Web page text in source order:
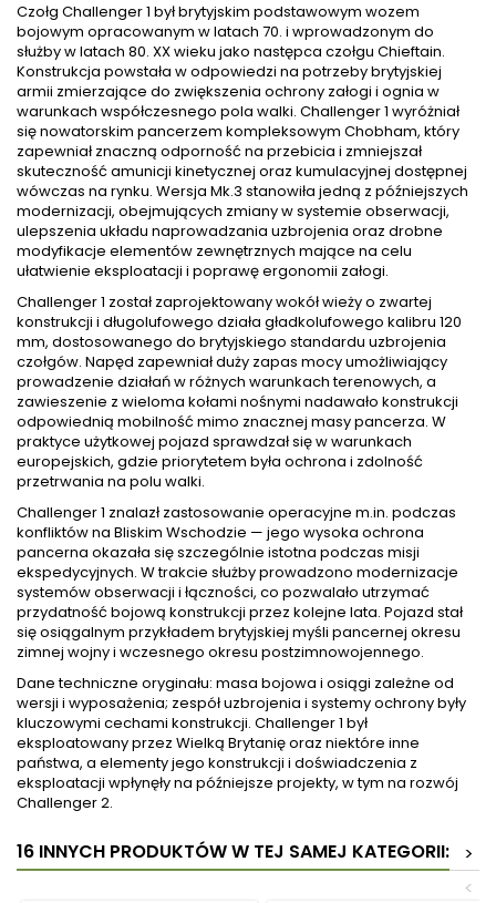
Czołg Challenger 1 był brytyjskim podstawowym wozem
bojowym opracowanym w latach 70. i wprowadzonym do
służby w latach 80. XX wieku jako następca czołgu Chieftain.
Konstrukcja powstała w odpowiedzi na potrzeby brytyjskiej
armii zmierzające do zwiększenia ochrony załogi i ognia w
warunkach współczesnego pola walki. Challenger 1 wyróżniał
się nowatorskim pancerzem kompleksowym Chobham, który
zapewniał znaczną odporność na przebicia i zmniejszał
skuteczność amunicji kinetycznej oraz kumulacyjnej dostępnej
wówczas na rynku. Wersja Mk.3 stanowiła jedną z późniejszych
modernizacji, obejmujących zmiany w systemie obserwacji,
ulepszenia układu naprowadzania uzbrojenia oraz drobne
modyfikacje elementów zewnętrznych mające na celu
ułatwienie eksploatacji i poprawę ergonomii załogi.
Challenger 1 został zaprojektowany wokół wieży o zwartej
konstrukcji i długolufowego działa gładkolufowego kalibru 120
mm, dostosowanego do brytyjskiego standardu uzbrojenia
czołgów. Napęd zapewniał duży zapas mocy umożliwiający
prowadzenie działań w różnych warunkach terenowych, a
zawieszenie z wieloma kołami nośnymi nadawało konstrukcji
odpowiednią mobilność mimo znacznej masy pancerza. W
praktyce użytkowej pojazd sprawdzał się w warunkach
europejskich, gdzie priorytetem była ochrona i zdolność
przetrwania na polu walki.
Challenger 1 znalazł zastosowanie operacyjne m.in. podczas
konfliktów na Bliskim Wschodzie — jego wysoka ochrona
pancerna okazała się szczególnie istotna podczas misji
ekspedycyjnych. W trakcie służby prowadzono modernizacje
systemów obserwacji i łączności, co pozwalało utrzymać
przydatność bojową konstrukcji przez kolejne lata. Pojazd stał
się osiągalnym przykładem brytyjskiej myśli pancernej okresu
zimnej wojny i wczesnego okresu postzimnowojennego.
Dane techniczne oryginału: masa bojowa i osiągi zależne od
wersji i wyposażenia; zespół uzbrojenia i systemy ochrony były
kluczowymi cechami konstrukcji. Challenger 1 był
eksploatowany przez Wielką Brytanię oraz niektóre inne
państwa, a elementy jego konstrukcji i doświadczenia z
eksploatacji wpłynęły na późniejsze projekty, w tym na rozwój
Challenger 2.
16 INNYCH PRODUKTÓW W TEJ SAMEJ KATEGORII:
>
<